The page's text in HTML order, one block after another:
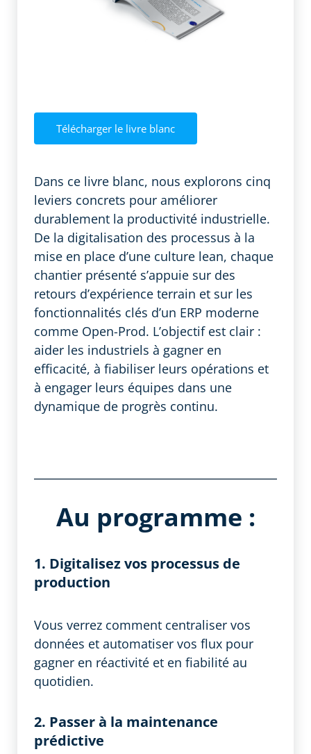
Télécharger le livre blanc
Dans ce livre blanc, nous explorons cinq
leviers concrets pour améliorer
durablement la productivité industrielle.
De la digitalisation des processus à la
mise en place d’une culture lean, chaque
chantier présenté s’appuie sur des
retours d’expérience terrain et sur les
fonctionnalités clés d’un ERP moderne
comme Open-Prod. L’objectif est clair :
aider les industriels à gagner en
efficacité, à fiabiliser leurs opérations et
à engager leurs équipes dans une
dynamique de progrès continu.
Au programme :
1. Digitalisez vos processus de
production
Vous verrez comment centraliser vos
données et automatiser vos flux pour
gagner en réactivité et en fiabilité au
quotidien.
2. Passer à la maintenance
prédictive